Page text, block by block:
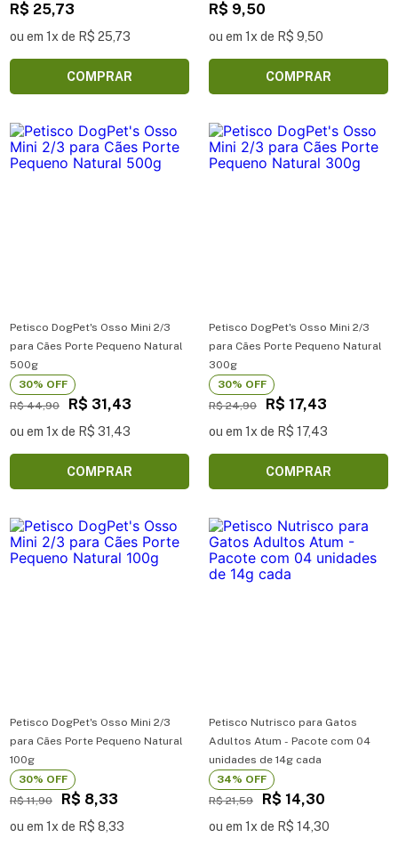
R$ 25,73
ou em 1x de R$ 25,73
COMPRAR
R$ 9,50
ou em 1x de R$ 9,50
COMPRAR
Petisco DogPet's Osso Mini 2/3
para Cães Porte Pequeno Natural
500g
30% OFF
R$ 44,90
R$ 31,43
ou em 1x de R$ 31,43
COMPRAR
Petisco DogPet's Osso Mini 2/3
para Cães Porte Pequeno Natural
300g
30% OFF
R$ 24,90
R$ 17,43
ou em 1x de R$ 17,43
COMPRAR
Petisco DogPet's Osso Mini 2/3
para Cães Porte Pequeno Natural
100g
30% OFF
R$ 11,90
R$ 8,33
ou em 1x de R$ 8,33
Petisco Nutrisco para Gatos
Adultos Atum - Pacote com 04
unidades de 14g cada
34% OFF
R$ 21,59
R$ 14,30
ou em 1x de R$ 14,30